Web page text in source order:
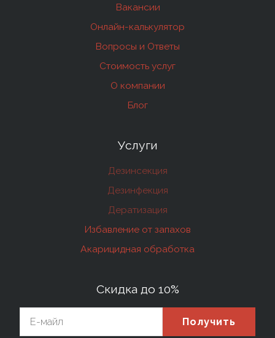
Вакансии
Онлайн-калькулятор
Вопросы и Ответы
Стоимость услуг
О компании
Блог
Услуги
Дезинсекция
Дезинфекция
Дератизация
Избавление от запахов
Акарицидная обработка
Скидка до 10%
Получить